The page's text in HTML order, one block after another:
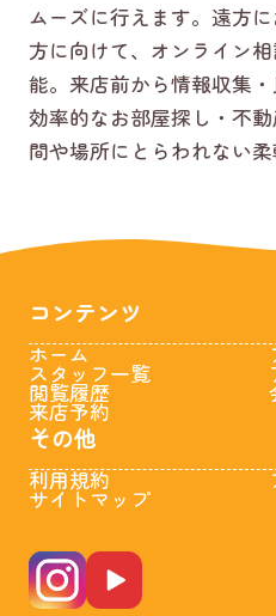
ムーズに行えます。遠方
方に向けて、オンライン
能。来店前から情報収集・
効率的なお部屋探し・不
間や場所にとらわれない
コンテンツ
ホーム
スタッフ一覧
閲覧履歴
来店予約
その他
利用規約
サイトマップ